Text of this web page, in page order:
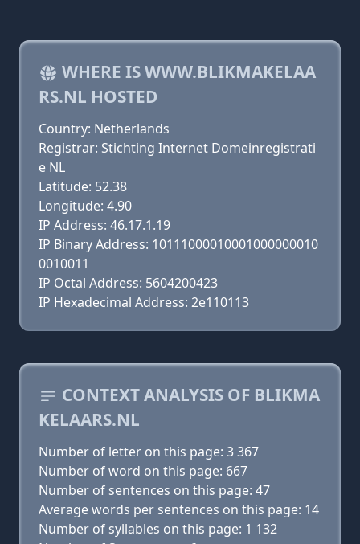
WHERE IS WWW.BLIKMAKELAA
RS.NL HOSTED
Country: Netherlands
Registrar: Stichting Internet Domeinregistrati
e NL
Latitude: 52.38
Longitude: 4.90
IP Address: 46.17.1.19
IP Binary Address: 10111000010001000000010
0010011
IP Octal Address: 5604200423
IP Hexadecimal Address: 2e110113
CONTEXT ANALYSIS OF BLIKMA
KELAARS.NL
Number of letter on this page: 3 367
Number of word on this page: 667
Number of sentences on this page: 47
Average words per sentences on this page: 14
Number of syllables on this page: 1 132